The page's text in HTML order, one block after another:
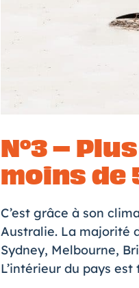
N°3 –
moins de
C’est grâce à son
Australie. La majorité
Sydney, Melbourne,
L’intérieur du pays est